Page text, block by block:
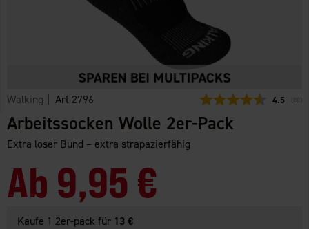
Walking | Art 2796 4.5
Arbeitssocken Wolle 2er-Pack
Extra loser Bund – extra strapazierfähig
Ab 9,95 €
Kaufe 1 2er-pack für 13 €